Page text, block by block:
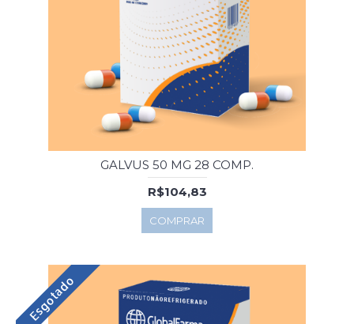
GALVUS 50 MG 28 COMP.
R$104,83
COMPRAR
Esgotado